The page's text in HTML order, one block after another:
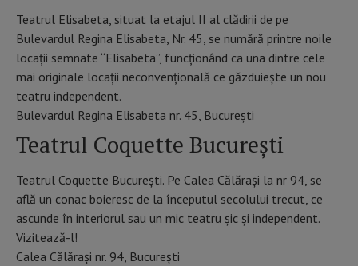
Teatrul Elisabeta, situat la etajul II al clădirii de pe
Bulevardul Regina Elisabeta, Nr. 45, se numără printre noile
locații semnate “Elisabeta”, funcționând ca una dintre cele
mai originale locații neconvențională ce găzduiește un nou
teatru independent.
Bulevardul Regina Elisabeta nr. 45, București
Teatrul Coquette București
Teatrul Coquette București. Pe Calea Călărași la nr 94, se
află un conac boieresc de la începutul secolului trecut, ce
ascunde în interiorul sau un mic teatru șic și independent.
Vizitează-l!
Calea Călărași nr. 94, București